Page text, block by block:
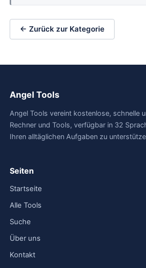
← Zurück zur Kategorie
Angel Tools
Angel Tools vereint kostenlose, schnelle
Rechner und Tools, verfügbar in 32
Ihren alltäglichen Aufgaben zu
Seiten
Startseite
Alle Tools
Suche
Über uns
Kontakt